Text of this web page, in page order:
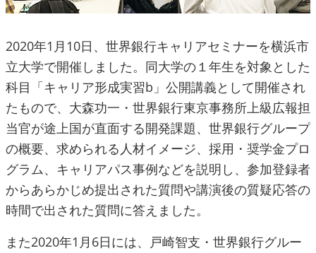
2020年1月10日、世界銀行キャリアセミナーを横浜市
立大学で開催しました。同大学の１年生を対象とした
科目「キャリア形成実習b」公開講義として開催され
たもので、大森功一・世界銀行東京事務所上級広報担
当官が途上国が直面する開発課題、世界銀行グループ
の概要、求められる人材イメージ、採用・奨学金プロ
グラム、キャリアパス事例などを説明し、参加登録者
からあらかじめ提出された質問や講演後の質疑応答の
時間で出された質問に答えました。
また2020年1月6日には、戸崎智支・世界銀行グルー